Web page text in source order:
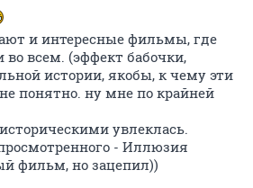
и интересные фильмы, где
во всем. (эффект бабочки,
истории, якобы, к чему эти
понятно. ну мне по крайней
увлеклась.
- Иллюзия
фильм, но зацепил))